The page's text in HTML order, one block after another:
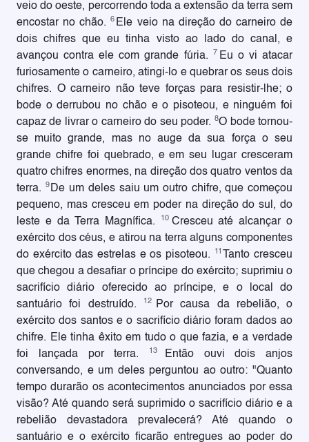
veio do oeste, percorrendo toda a extensão da terra sem
encostar no chão.6 Ele veio na direção do carneiro de
dois chifres que eu tinha visto ao lado do canal, e
avançou contra ele com grande fúria.
7 Eu o vi atacar
furiosamente o carneiro, atingi-lo e quebrar os seus dois
chifres. O carneiro não teve forças para resistir-lhe; o
bode o derrubou no chão e o pisoteou, e ninguém foi
capaz de livrar o carneiro do seu poder. 8O bode tornou-
se muito grande, mas no auge da sua força o seu
grande chifre foi quebrado, e em seu lugar cresceram
quatro chifres enormes, na direção dos quatro ventos da
terra. 9 De um deles saiu um outro chifre, que começou
pequeno, mas cresceu em poder na direção do sul, do
leste e da Terra Magnífica.
10 Cresceu até alcançar o
exército dos céus, e atirou na terra alguns componentes
do exército das estrelas e os pisoteou.
11
Tanto cresceu
que chegou a desafiar o príncipe do exército; suprimiu o
sacrifício diário oferecido ao príncipe, e o local do
santuário foi destruído.
12
Por causa da rebelião, o
exército dos santos e o sacrifício diário foram dados ao
chifre. Ele tinha êxito em tudo o que fazia, e a verdade
foi lançada por terra.
13
Então ouvi dois anjos
conversando, e um deles perguntou ao outro: "Quanto
tempo durarão os acontecimentos anunciados por essa
visão? Até quando será suprimido o sacrifício diário e a
rebelião devastadora prevalecerá? Até quando o
santuário e o exército ficarão entregues ao poder do